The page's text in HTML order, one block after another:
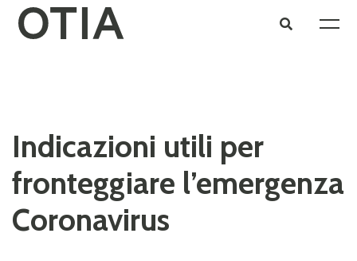
Indicazioni utili per
fronteggiare l’emergenza
Coronavirus